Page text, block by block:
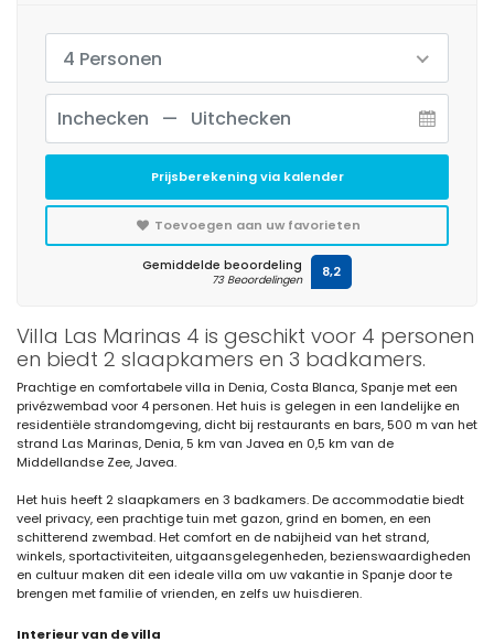
Villa Las Marinas 4 is geschikt voor 4 personen
en biedt 2 slaapkamers en 3 badkamers.
Prachtige en comfortabele villa in Denia, Costa Blanca, Spanje met een
privézwembad voor 4 personen. Het huis is gelegen in een landelijke en
residentiële strandomgeving, dicht bij restaurants en bars, 500 m van het
strand Las Marinas, Denia, 5 km van Javea en 0,5 km van de
Middellandse Zee, Javea.
Het huis heeft 2 slaapkamers en 3 badkamers. De accommodatie biedt
veel privacy, een prachtige tuin met gazon, grind en bomen, en een
schitterend zwembad. Het comfort en de nabijheid van het strand,
winkels, sportactiviteiten, uitgaansgelegenheden, bezienswaardigheden
en cultuur maken dit een ideale villa om uw vakantie in Spanje door te
brengen met familie of vrienden, en zelfs uw huisdieren.
Interieur van de villa
4 Personen
Prijsberekening via kalender
Toevoegen aan uw favorieten
Gemiddelde beoordeling
73 Beoordelingen 8,2